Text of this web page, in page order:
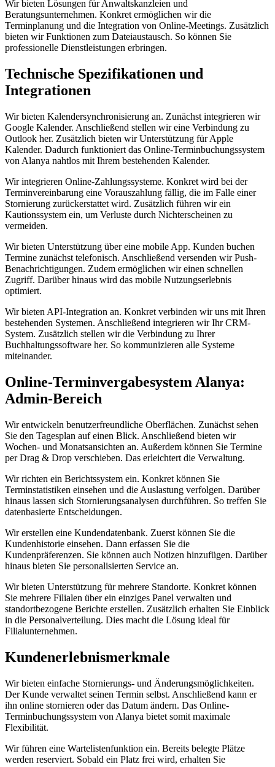
Wir bieten Lösungen für Anwaltskanzleien und
Beratungsunternehmen. Konkret ermöglichen wir die
Terminplanung und die Integration von Online-Meetings. Zusätzlich
bieten wir Funktionen zum Dateiaustausch. So können Sie
professionelle Dienstleistungen erbringen.
Technische Spezifikationen und
Integrationen
Wir bieten Kalendersynchronisierung an. Zunächst integrieren wir
Google Kalender. Anschließend stellen wir eine Verbindung zu
Outlook her. Zusätzlich bieten wir Unterstützung für Apple
Kalender. Dadurch funktioniert das Online-Terminbuchungssystem
von Alanya nahtlos mit Ihrem bestehenden Kalender.
Wir integrieren Online-Zahlungssysteme. Konkret wird bei der
Terminvereinbarung eine Vorauszahlung fällig, die im Falle einer
Stornierung zurückerstattet wird. Zusätzlich führen wir ein
Kautionssystem ein, um Verluste durch Nichterscheinen zu
vermeiden.
Wir bieten Unterstützung über eine mobile App. Kunden buchen
Termine zunächst telefonisch. Anschließend versenden wir Push-
Benachrichtigungen. Zudem ermöglichen wir einen schnellen
Zugriff. Darüber hinaus wird das mobile Nutzungserlebnis
optimiert.
Wir bieten API-Integration an. Konkret verbinden wir uns mit Ihren
bestehenden Systemen. Anschließend integrieren wir Ihr CRM-
System. Zusätzlich stellen wir die Verbindung zu Ihrer
Buchhaltungssoftware her. So kommunizieren alle Systeme
miteinander.
Online-Terminvergabesystem Alanya:
Admin-Bereich
Wir entwickeln benutzerfreundliche Oberflächen. Zunächst sehen
Sie den Tagesplan auf einen Blick. Anschließend bieten wir
Wochen- und Monatsansichten an. Außerdem können Sie Termine
per Drag & Drop verschieben. Das erleichtert die Verwaltung.
Wir richten ein Berichtssystem ein. Konkret können Sie
Terminstatistiken einsehen und die Auslastung verfolgen. Darüber
hinaus lassen sich Stornierungsanalysen durchführen. So treffen Sie
datenbasierte Entscheidungen.
Wir erstellen eine Kundendatenbank. Zuerst können Sie die
Kundenhistorie einsehen. Dann erfassen Sie die
Kundenpräferenzen. Sie können auch Notizen hinzufügen. Darüber
hinaus bieten Sie personalisierten Service an.
Wir bieten Unterstützung für mehrere Standorte. Konkret können
Sie mehrere Filialen über ein einziges Panel verwalten und
standortbezogene Berichte erstellen. Zusätzlich erhalten Sie Einblick
in die Personalverteilung. Dies macht die Lösung ideal für
Filialunternehmen.
Kundenerlebnismerkmale
Wir bieten einfache Stornierungs- und Änderungsmöglichkeiten.
Der Kunde verwaltet seinen Termin selbst. Anschließend kann er
ihn online stornieren oder das Datum ändern. Das Online-
Terminbuchungssystem von Alanya bietet somit maximale
Flexibilität.
Wir führen eine Wartelistenfunktion ein. Bereits belegte Plätze
werden reserviert. Sobald ein Platz frei wird, erhalten Sie